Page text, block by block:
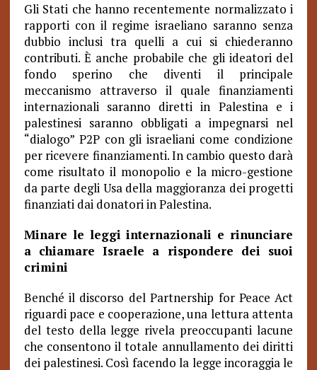
Gli Stati che hanno recentemente normalizzato i
rapporti con il regime israeliano saranno senza
dubbio inclusi tra quelli a cui si chiederanno
contributi. È anche probabile che gli ideatori del
fondo sperino che diventi il principale
meccanismo attraverso il quale finanziamenti
internazionali saranno diretti in Palestina e i
palestinesi saranno obbligati a impegnarsi nel
“dialogo” P2P con gli israeliani come condizione
per ricevere finanziamenti. In cambio questo darà
come risultato il monopolio e la micro-gestione
da parte degli Usa della maggioranza dei progetti
finanziati dai donatori in Palestina.
Minare le leggi internazionali e rinunciare
a chiamare Israele a rispondere dei suoi
crimini
Benché il discorso del Partnership for Peace Act
riguardi pace e cooperazione, una lettura attenta
del testo della legge rivela preoccupanti lacune
che consentono il totale annullamento dei diritti
dei palestinesi. Così facendo la legge incoraggia le